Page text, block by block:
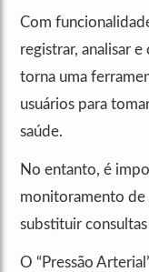
Com
registrar, analisar
torna uma
usuários para
saúde.
No entanto, é
monitoramento de
substituir
O “Pressão